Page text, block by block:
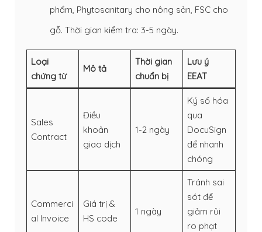
phẩm, Phytosanitary cho nông sản, FSC cho
gỗ. Thời gian kiểm tra: 3-5 ngày.
Loại
chứng từ
Mô tả
Thời gian
chuẩn bị
Lưu ý
EEAT
Sales
Contract
Điều
khoản
giao dịch
1-2 ngày
Ký số hóa
qua
DocuSign
để nhanh
chóng
Commerci
al Invoice
Giá trị &
HS code
1 ngày
Tránh sai
sót để
giảm rủi
ro phạt